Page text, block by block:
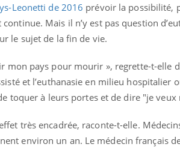
Leonetti de 2016 prévoir la possibilité,
Mais il n’y est pas question
le sujet de la fin de vie.
mon pays pour mourir », regrette-t-elle
et l’euthanasie en milieu hospitalier
toquer à leurs portes et de dire "je
très encadrée, raconte-t-elle.
environ un an. Le médecin français